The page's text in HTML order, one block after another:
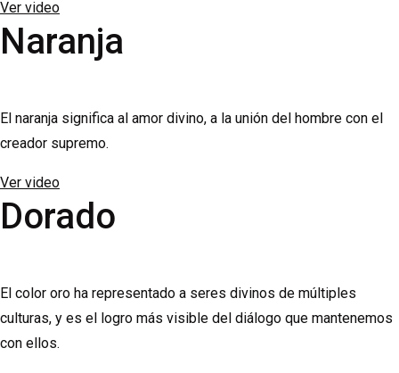
Ver video
Naranja
El naranja significa al amor divino, a la unión del hombre con el
creador supremo.
Ver video
Dorado
El color oro ha representado a seres divinos de múltiples
culturas, y es el logro más visible del diálogo que mantenemos
con ellos.